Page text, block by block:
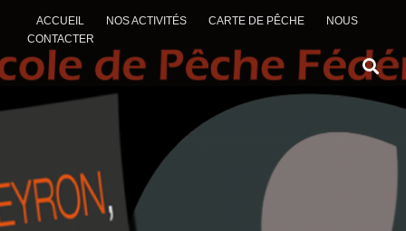
ACCUEIL NOS ACTIVITÉS CARTE DE PÊCHE
NOUS
CONTACTER